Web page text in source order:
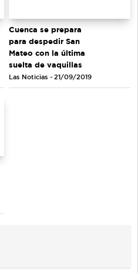
Cuenca se prepara
para despedir San
Mateo con la última
suelta de vaquillas
Las Noticias - 21/09/2019